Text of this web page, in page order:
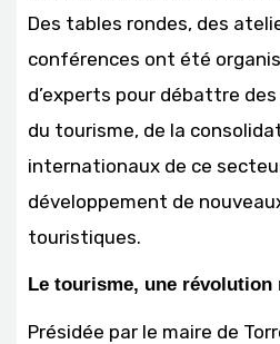
Des tables rondes, des
conférences ont été
d’experts pour débattre
du tourisme, de la
internationaux de ce
développement de
touristiques.
Le tourisme, une
Présidée par le maire de